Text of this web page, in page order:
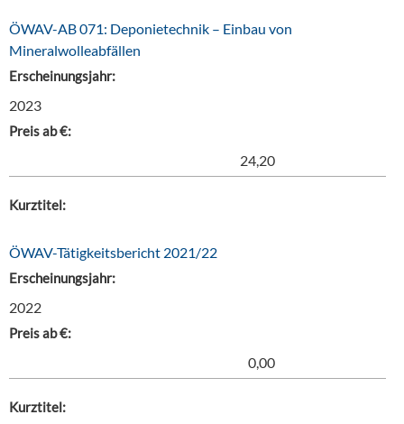
ÖWAV-AB 071: Deponietechnik – Einbau von
Mineralwolleabfällen
Erscheinungsjahr:
2023
Preis ab €:
24,20
Kurztitel:
ÖWAV-Tätigkeitsbericht 2021/22
Erscheinungsjahr:
2022
Preis ab €:
0,00
Kurztitel: